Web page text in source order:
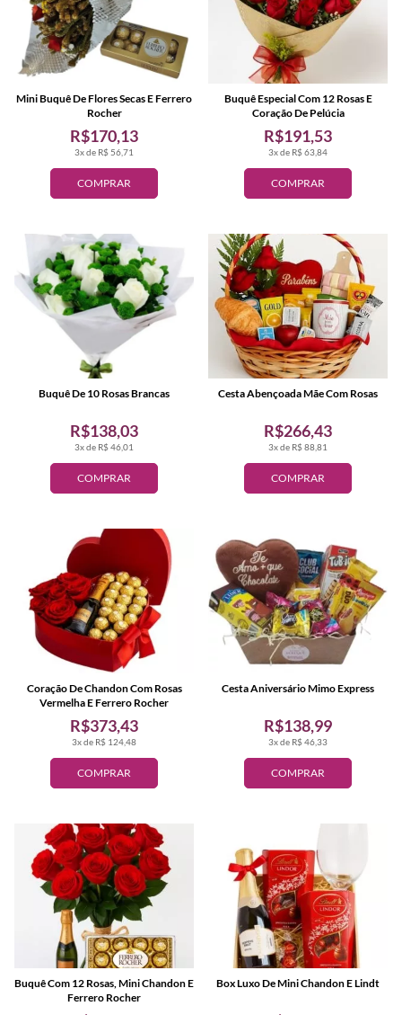
COMPRAR
3x de R$ 56,71
R$170,13
Mini Buquê De Flores Secas E Ferrero
Rocher
COMPRAR
3x de R$ 63,84
R$191,53
Buquê Especial Com 12 Rosas E
Coração De Pelúcia
COMPRAR
3x de R$ 46,01
R$138,03
Buquê De 10 Rosas Brancas
COMPRAR
3x de R$ 88,81
R$266,43
Cesta Abençoada Mãe Com Rosas
COMPRAR
3x de R$ 124,48
R$373,43
Coração De Chandon Com Rosas
Vermelha E Ferrero Rocher
COMPRAR
3x de R$ 46,33
R$138,99
Cesta Aniversário Mimo Express
Buquê Com 12 Rosas, Mini Chandon E
Ferrero Rocher
Box Luxo De Mini Chandon E Lindt